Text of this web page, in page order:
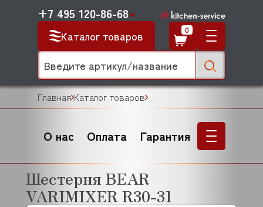
Каталог товаров
+7 495 120-86-68
0
Главная Каталог товаров
О нас Оплата Гарантия
Шестерня BEAR
VARIMIXER R30-31